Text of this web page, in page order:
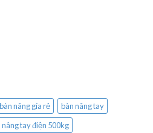
bàn nâng gía rẻ
bàn nâng tay
nâng tay điện 500kg